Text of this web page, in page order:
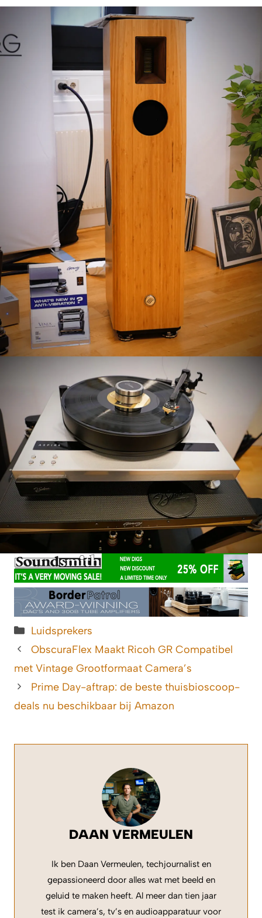
Categorieën
Luidsprekers
ObscuraFlex Maakt Ricoh GR Compatibel
met Vintage Grootformaat Camera’s
Prime Day-aftrap: de beste thuisbioscoop-
deals nu beschikbaar bij Amazon
DAAN VERMEULEN
Ik ben Daan Vermeulen, techjournalist en
gepassioneerd door alles wat met beeld en
geluid te maken heeft. Al meer dan tien jaar
test ik camera’s, tv’s en audioapparatuur voor